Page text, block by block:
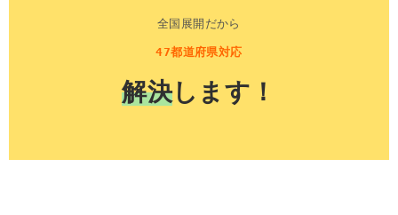
全国展開だから
47都道府県対応
解決します！